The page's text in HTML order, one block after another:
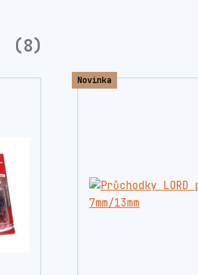
8
Novinka